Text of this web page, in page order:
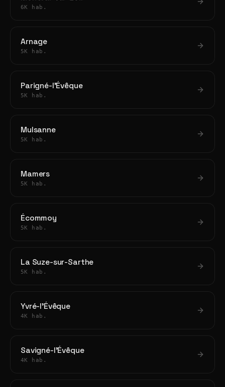
6K hab.
Arnage
5K hab.
Parigné-l'Évêque
5K hab.
Mulsanne
5K hab.
Mamers
5K hab.
Écommoy
5K hab.
La Suze-sur-Sarthe
5K hab.
Yvré-l'Évêque
4K hab.
Savigné-l'Évêque
4K hab.